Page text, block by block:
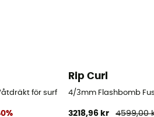
för surfing - Børn
Rip Curl
4/3mm Flashbomb
3218,96 kr 4599,00